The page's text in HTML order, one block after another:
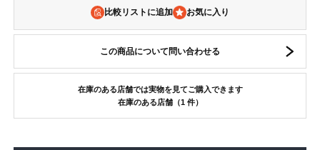
比較リストに追加
この商品について問い合わせる
在庫のある店舗では実物を見てご購入できます
在庫のある店舗（1 件）